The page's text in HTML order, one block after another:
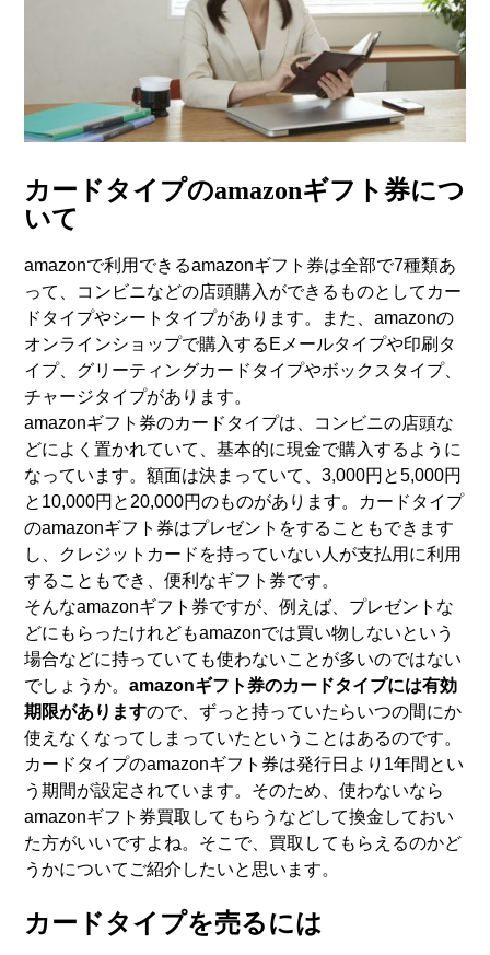
カードタイプのamazonギフト券につ
いて
amazonで利用できるamazonギフト券は全部で7種類あ
って、コンビニなどの店頭購入ができるものとしてカー
ドタイプやシートタイプがあります。また、amazonの
オンラインショップで購入するEメールタイプや印刷タ
イプ、グリーティングカードタイプやボックスタイプ、
チャージタイプがあります。
amazonギフト券のカードタイプは、コンビニの店頭な
どによく置かれていて、基本的に現金で購入するように
なっています。額面は決まっていて、3,000円と5,000円
と10,000円と20,000円のものがあります。カードタイプ
のamazonギフト券はプレゼントをすることもできます
し、クレジットカードを持っていない人が支払用に利用
することもでき、便利なギフト券です。
そんなamazonギフト券ですが、例えば、プレゼントな
どにもらったけれどもamazonでは買い物しないという
場合などに持っていても使わないことが多いのではない
でしょうか。amazonギフト券のカードタイプには有効
期限がありますので、ずっと持っていたらいつの間にか
使えなくなってしまっていたということはあるのです。
カードタイプのamazonギフト券は発行日より1年間とい
う期間が設定されています。そのため、使わないなら
amazonギフト券買取してもらうなどして換金しておい
た方がいいですよね。そこで、買取してもらえるのかど
うかについてご紹介したいと思います。
カードタイプを売るには